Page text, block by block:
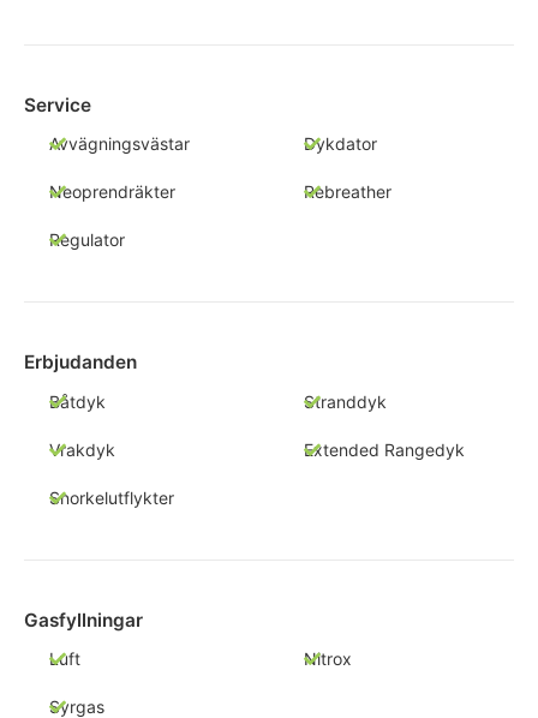
Service
Avvägningsvästar Dykdator
Neoprendräkter Rebreather
Regulator
Erbjudanden
Båtdyk Stranddyk
Vrakdyk Extended Rangedyk
Snorkelutflykter
Gasfyllningar
Luft Nitrox
Syrgas